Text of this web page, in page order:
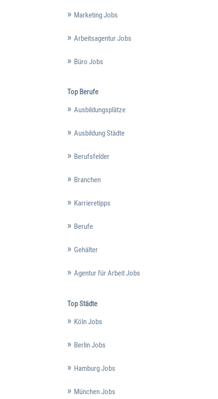
Marketing Jobs
Arbeitsagentur Jobs
Büro Jobs
Top Berufe
Ausbildungsplätze
Ausbildung Städte
Berufsfelder
Branchen
Karrieretipps
Berufe
Gehälter
Agentur für Arbeit Jobs
Top Städte
Köln Jobs
Berlin Jobs
Hamburg Jobs
München Jobs